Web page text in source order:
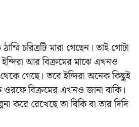
চরিত্রটি মারা গেছেন। তাই গোটা
আর বিক্রমের মাঝে এখনও
গেছে। তবে ইন্দিরা অনেক কিছুই
ওরফে বিক্রমের এখনও জানা বাকি।
করে রেখেছে তা বিকি বা তার দিদি